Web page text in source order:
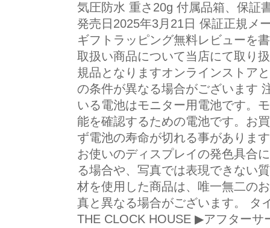
気圧防水 重さ20g 付属品箱、保証
発売日2025年3月21日 保証正規メ
ギフトラッピング無料レビューを
取扱い商品について当店にて取り
規品となりますオンラインストア
の条件が異なる場合がございます
いる電池はモニター用電池です。
能を確認するための電池です。お
ず電池の寿命が切れる事がありま
お使いのディスプレイの発色具合
る場合や、写真では表現できない
材を使用した商品は、唯一無二の
真と異なる場合がございます。 タ
THE CLOCK HOUSE ▶アフターサ